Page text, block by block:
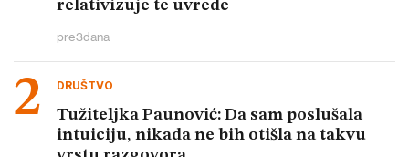
relativizuje te uvrede
pre3dana
DRUŠTVO
Tužiteljka Paunović: Da sam poslušala
intuiciju, nikada ne bih otišla na takvu